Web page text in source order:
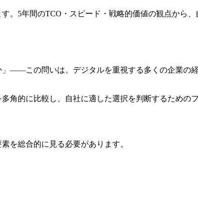
。5年間のTCO・スピード・戦略的価値の観点から
」——この問いは、デジタルを重視する多くの企業の
角的に比較し、自社に適した選択を判断するための
を総合的に見る必要があります。